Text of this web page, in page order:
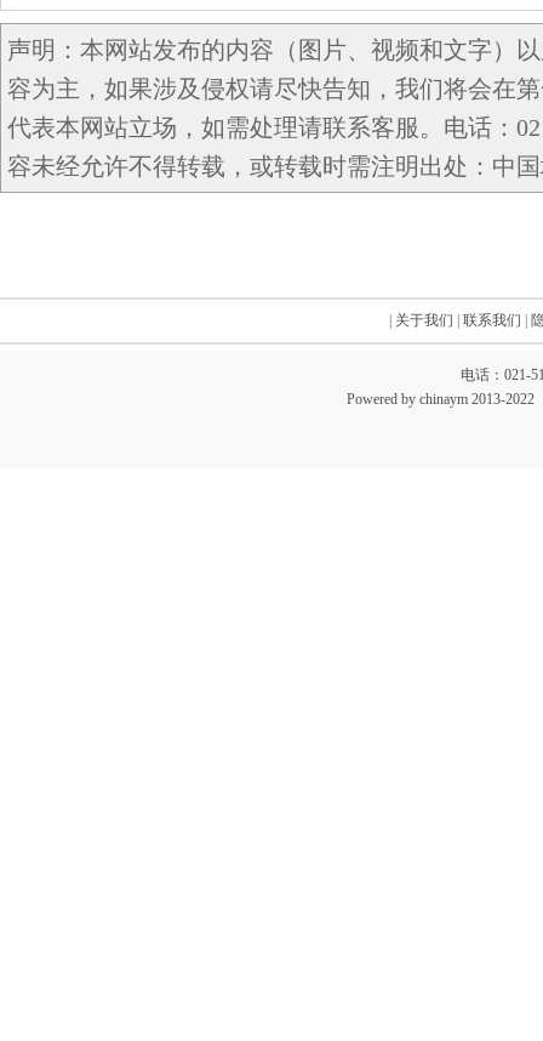
声明：本网站发布的内容（图片、视频和文字）
容为主，如果涉及侵权请尽快告知，我们将会在
代表本网站立场，如需处理请联系客服。电话：
容未经允许不得转载，或转载时需注明出处：中国
关于我们 联系我们
电话：021-
Powered by chinaym 2013-